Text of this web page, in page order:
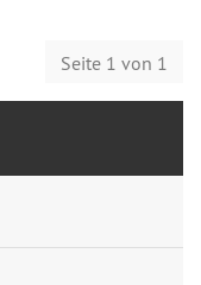
Seite 1 von 1